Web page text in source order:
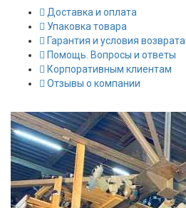
Доставка и оплата
Упаковка товара
Гарантия и условия возврата
Помощь. Вопросы и ответы
Корпоративным клиентам
Отзывы о компании